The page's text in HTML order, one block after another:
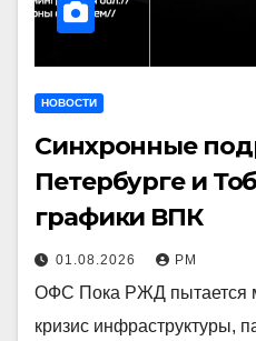
НОВОСТИ
Синхронные
Петербурге и
графики ВПК
01.08.2026 РМ
ОФС Пока РЖД пытается
кризис инфраструктуры,